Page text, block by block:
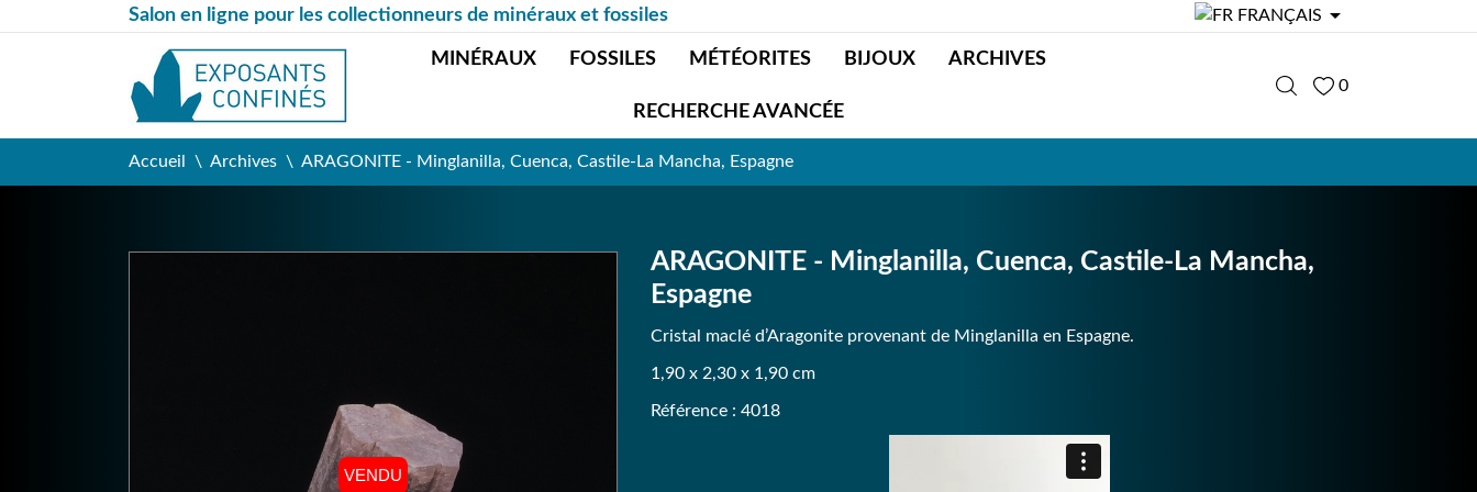
Salon en ligne pour les collectionneurs de minéraux et fossiles FRANÇAIS 
MINÉRAUX FOSSILES MÉTÉORITES BIJOUX ARCHIVES
RECHERCHE AVANCÉE
0
Accueil Archives ARAGONITE - Minglanilla, Cuenca, Castile-La Mancha, Espagne
VENDU
ARAGONITE - Minglanilla, Cuenca, Castile-La Mancha,
Espagne
Cristal maclé d’Aragonite provenant de Minglanilla en Espagne.
1,90 x 2,30 x 1,90 cm
Référence : 4018